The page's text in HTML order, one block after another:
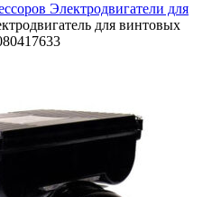
Электродвигатели для
для винтовых